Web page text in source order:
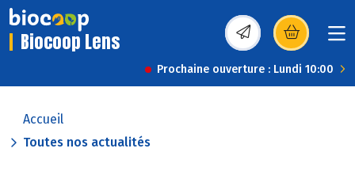
Biocoop Lens (s’ouvre dans une
Prochaine ouverture : Lundi 10:00
Accueil
Toutes nos actualités